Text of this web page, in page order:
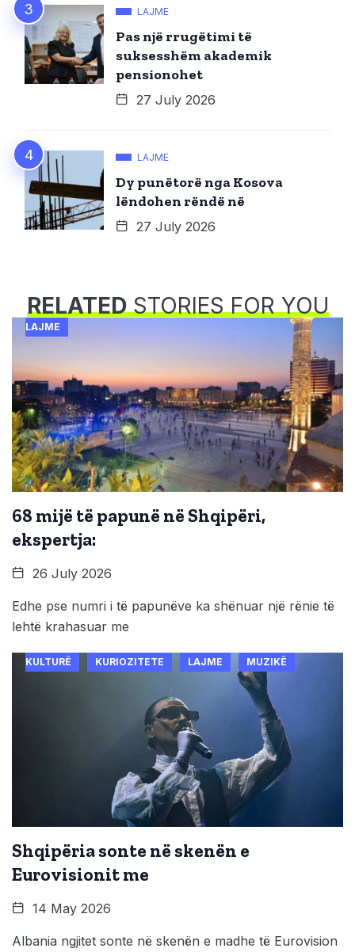
LAJME
Pas një rrugëtimi të
suksesshëm akademik
pensionohet
27 July 2026
LAJME
Dy punëtorë nga Kosova
lëndohen rëndë në
27 July 2026
RELATEDSTORIES FOR YOU
LAJME
68 mijë të papunë në Shqipëri,
ekspertja:
26 July 2026
Edhe pse numri i të papunëve ka shënuar një rënie të
lehtë krahasuar me
KULTURË KURIOZITETE LAJME MUZIKË
Shqipëria sonte në skenën e
Eurovisionit me
14 May 2026
Albania ngjitet sonte në skenën e madhe të Eurovision